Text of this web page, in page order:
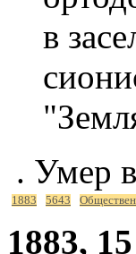
в
. Умер
1883 5643
1883,